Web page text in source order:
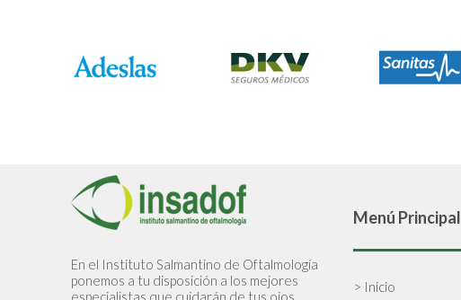
En el Instituto Salmantino de Oftalmología
ponemos a tu disposición a los mejores
especialistas que cuidarán de tus ojos.
Menú Principal
> Inicio